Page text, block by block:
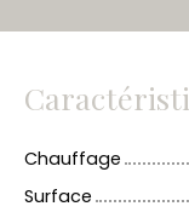
Chauffage
Surface